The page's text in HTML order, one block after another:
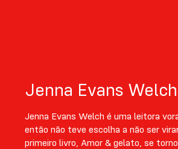
Jenna Evans Welch
Jenna Evans Welch é uma leitora
então não teve escolha a não ser
primeiro livro, Amor & gelato, se